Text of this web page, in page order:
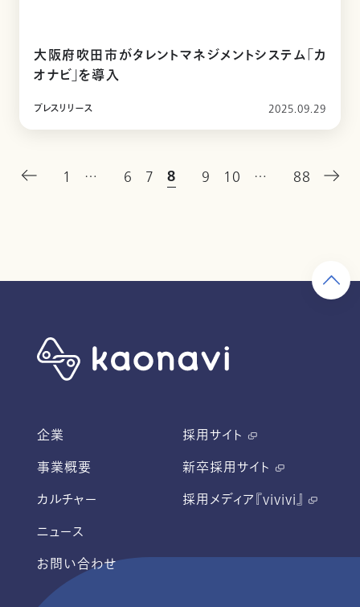
大阪府吹田市がタレントマネジメントシステム「カ
オナビ」を導入
プレスリリース 2025.09.29
1 … 6 7 8 9 10 … 88
企業
事業概要
カルチャー
ニュース
お問い合わせ
採用サイト
新卒採用サイト
採用メディア『vivivi』